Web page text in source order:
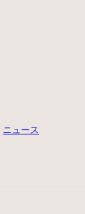
ニュース